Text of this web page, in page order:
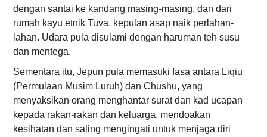
dengan santai ke kandang masing-masing, dan dari
rumah kayu etnik Tuva, kepulan asap naik perlahan-
lahan. Udara pula disulami dengan haruman teh susu
dan mentega.
Sementara itu, Jepun pula memasuki fasa antara Liqiu
(Permulaan Musim Luruh) dan Chushu, yang
menyaksikan orang menghantar surat dan kad ucapan
kepada rakan-rakan dan keluarga, mendoakan
kesihatan dan saling mengingati untuk menjaga diri